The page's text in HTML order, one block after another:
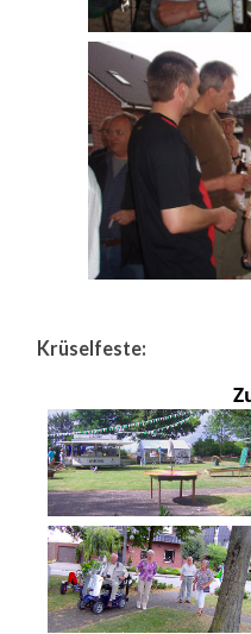
Krüselfeste: